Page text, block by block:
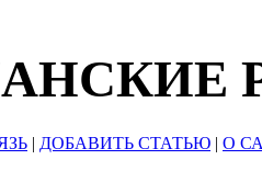
| ДОБАВИТЬ СТАТЬЮ | О